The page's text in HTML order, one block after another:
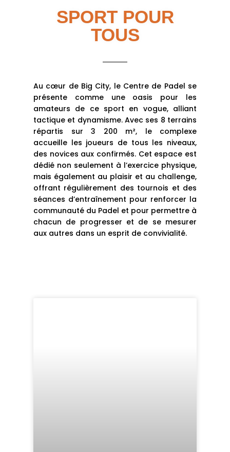
SPORT POUR
TOUS
Au cœur de Big City, le Centre de Padel se
présente comme une oasis pour les
amateurs de ce sport en vogue, alliant
tactique et dynamisme. Avec ses 8 terrains
répartis sur 3 200 m², le complexe
accueille les joueurs de tous les niveaux,
des novices aux confirmés. Cet espace est
dédié non seulement à l’exercice physique,
mais également au plaisir et au challenge,
offrant régulièrement des tournois et des
séances d’entraînement pour renforcer la
communauté du Padel et pour permettre à
chacun de progresser et de se mesurer
aux autres dans un esprit de convivialité.